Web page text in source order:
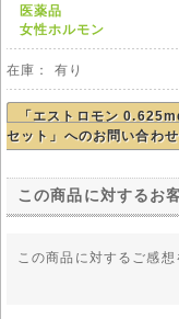
注意事項
※以下に該当する場合は
・肺塞栓症がある、もしく
・血栓性静脈炎、心筋梗
・重篤な肝臓病がある方
・妊娠中もしくはその可
※以下に該当する場合はご
・心疾患がある、もしく
・腎疾患がある、もしく
・てんかんのある方
医薬品
女性ホルモン
在庫： 有り
「エストロモン
セット」へのお問い合わせ
この商品に対するお
この商品に対するご感